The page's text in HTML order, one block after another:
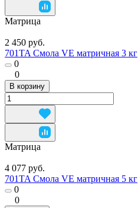
Матрица
2 450 руб.
701TA Смола VE матричная 3 кг
0
0
В корзину
Матрица
4 077 руб.
701TA Смола VE матричная 5 кг
0
0